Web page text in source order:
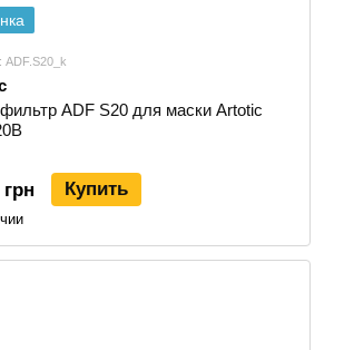
фильтра, диапазон затемнения,
MAG сварки обычно важна защита
на малых токах и стабильное
мастеру, так и опытному сварщику.
и техники в гараже или
ADF.S20_k
ADF S20 для маски Artotic
Купить